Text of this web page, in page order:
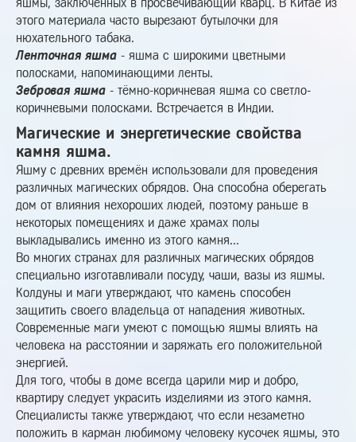
яшмы, заключенных в просвечивающий кварц. В Китае из
этого материала часто вырезают бутылочки для
нюхательного табака.
Ленточная яшма - яшма с широкими цветными
полосками, напоминающими ленты.
Зебровая яшма - тёмно-коричневая яшма со светло-
коричневыми полосками. Встречается в Индии.
Магические и энергетические свойства
камня яшма.
Яшму с древних времён использовали для проведения
различных магических обрядов. Она способна оберегать
дом от влияния нехороших людей, поэтому раньше в
некоторых помещениях и даже храмах полы
выкладывались именно из этого камня...
Во многих странах для различных магических обрядов
специально изготавливали посуду, чаши, вазы из яшмы.
Колдуны и маги утверждают, что камень способен
защитить своего владельца от нападения животных.
Современные маги умеют с помощью яшмы влиять на
человека на расстоянии и заряжать его положительной
энергией.
Для того, чтобы в доме всегда царили мир и добро,
квартиру следует украсить изделиями из этого камня.
Специалисты также утверждают, что если незаметно
положить в карман любимому человеку кусочек яшмы, это